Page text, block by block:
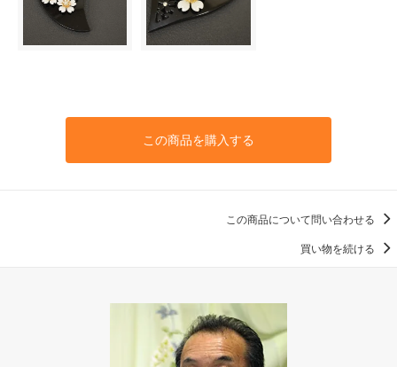
この商品を購入する
この商品について問い合わせる
買い物を続ける